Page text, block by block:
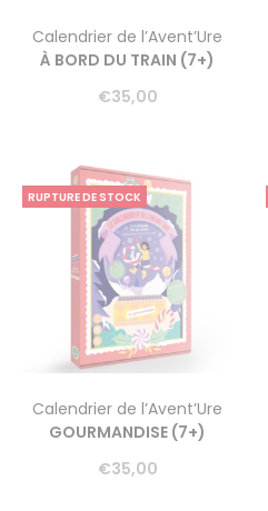
Calendrier de l’Avent’Ure
À BORD DU TRAIN (7+)
€35,00
RUPTURE DE STOCK
Calendrier de l’Avent’Ure
GOURMANDISE (7+)
€35,00